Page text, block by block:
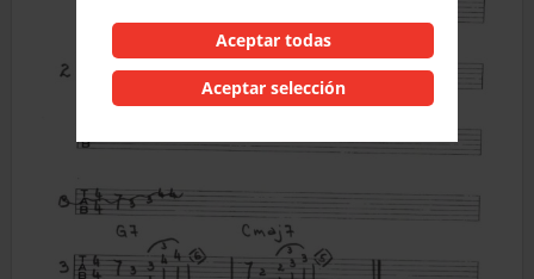
Aceptar todas
Aceptar selección